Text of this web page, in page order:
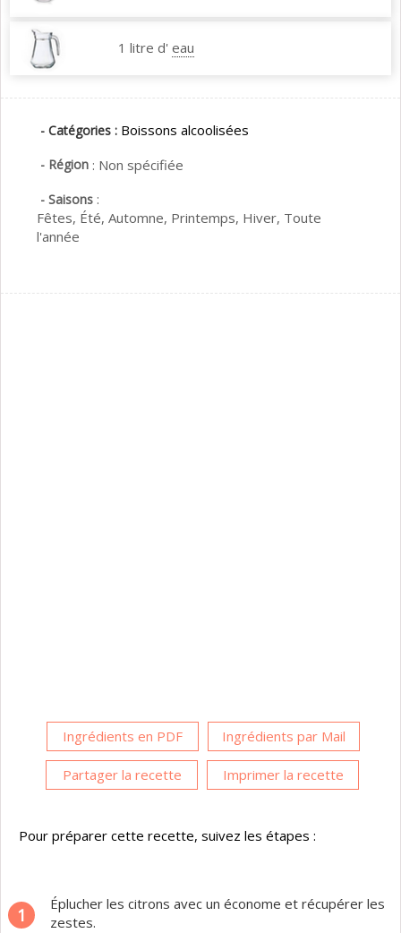
1 litre d' eau
- Catégories : Boissons alcoolisées
- Région : Non spécifiée
- Saisons :
Fêtes, Été, Automne, Printemps, Hiver, Toute
l'année
Ingrédients en PDF Ingrédients par Mail
Partager la recette Imprimer la recette
Pour préparer cette recette, suivez les étapes :
1
Éplucher les citrons avec un économe et récupérer les
zestes.